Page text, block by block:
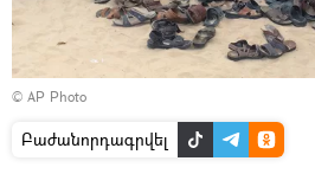
© AP Photo
Բաժանորդագրվել